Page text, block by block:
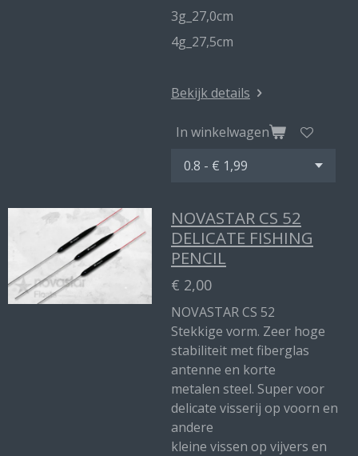
3g_27,0cm
4g_27,5cm
Bekijk details
In winkelwagen
NOVASTAR CS 52
DELICATE FISHING
PENCIL
€ 2,00
NOVASTAR CS 52
Stekkige vorm. Zeer hoge
stabiliteit met fiberglas
antenne en korte
metalen steel. Super voor
delicate visserij op voorn en
andere
kleine vissen op vijvers en